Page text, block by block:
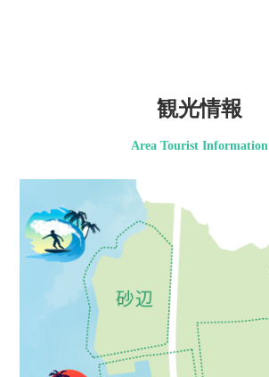
観光情報
Area Tourist Information